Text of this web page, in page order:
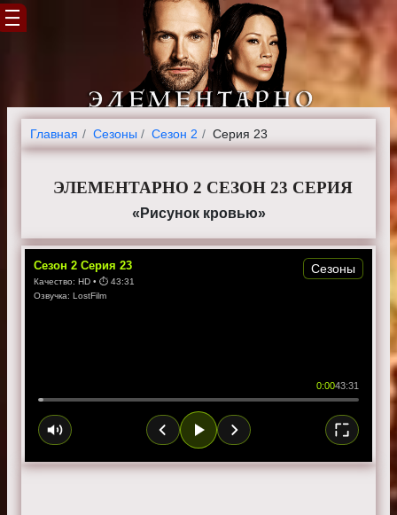
Главная Cезоны Сезон 2 Серия 23
ЭЛЕМЕНТАРНО 2 СЕЗОН 23 СЕРИЯ
«Рисунок кровью»
Сезон 2 Серия 23
Качество: HD • ⏱ 43:31
Озвучка: LostFilm
0:0043:31
Сезоны